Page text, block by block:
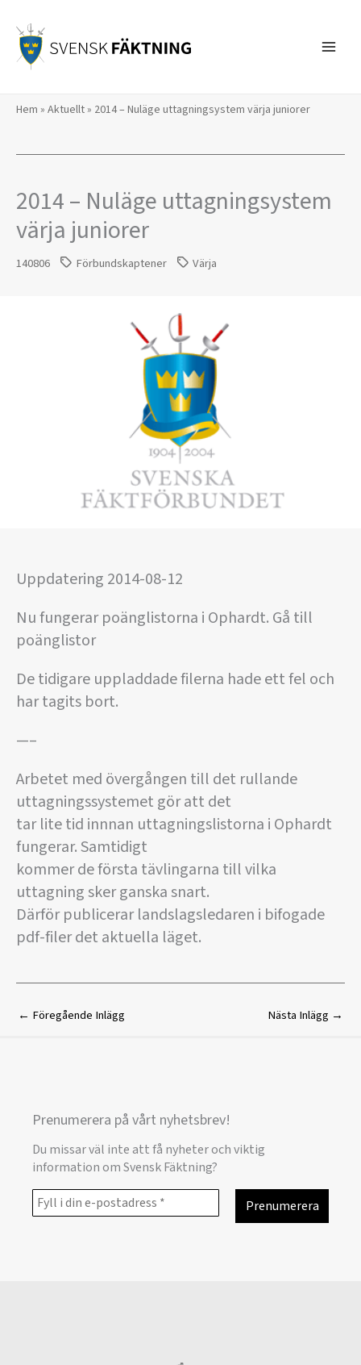
innehåll
Hem » Aktuellt» 2014 – Nuläge uttagningsystem värja juniorer
2014 – Nuläge uttagningsystem
värja juniorer
140806 Förbundskaptener Värja
Uppdatering 2014-08-12
Nu fungerar poänglistorna i Ophardt. Gå till
poänglistor
De tidigare uppladdade filerna hade ett fel och
har tagits bort.
—–
Arbetet med övergången till det rullande
uttagningssystemet gör att det
tar lite tid innnan uttagningslistorna i Ophardt
fungerar. Samtidigt
kommer de första tävlingarna till vilka
uttagning sker ganska snart.
Därför publicerar landslagsledaren i bifogade
pdf-filer det aktuella läget.
← Föregående Inlägg Nästa Inlägg →
Prenumerera på vårt nyhetsbrev!
Du missar väl inte att få nyheter och viktig
information om Svensk Fäktning?